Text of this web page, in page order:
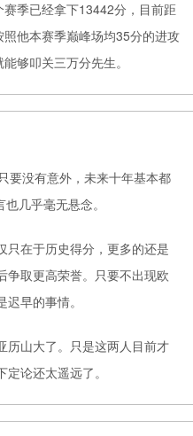
季已经拿下13442分，目前距
他本赛季巅峰场均35分的进攻
够叩关三万分先生。
要没有意外，未来十年基本都
几乎毫无悬念。
只在于历史得分，更多的还是
争取更高荣誉。只要不出现欧
早的事情。
历山大了。只是这两人目前才
论还太遥远了。